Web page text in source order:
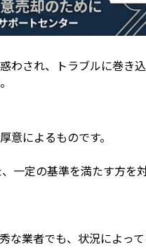
され、トラブルに巻き込
意によるものです。
一定の基準を満たす方
業者でも、状況によっ